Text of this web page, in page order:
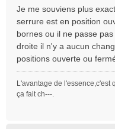
a
g
e
Je me souviens plus
serrure est en position
bornes ou il ne passe
droite il n'y a aucun
positions ouverte ou
L'avantage de l'essence,c'est
ça fait ch---.